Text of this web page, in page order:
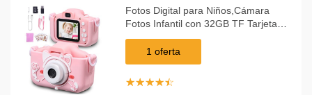
Fotos Digital para Niños,Cámara
Fotos Infantil con 32GB TF Tarjeta
Pantalla de Protección Ocular IPS de
1080P 2,0" HD Selfie Video Cámara
Fotos Niños
1 oferta
☆☆☆☆☆
★★★★★